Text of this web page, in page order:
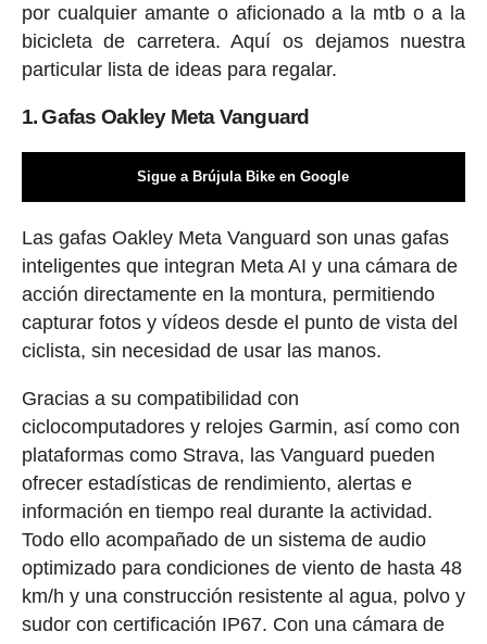
por cualquier amante o aficionado a la mtb o a la
bicicleta de carretera. Aquí os dejamos nuestra
particular lista de ideas para regalar.
1. Gafas Oakley Meta Vanguard
Sigue a Brújula Bike en Google
Las gafas Oakley Meta Vanguard son unas gafas
inteligentes que integran Meta AI y una cámara de
acción directamente en la montura, permitiendo
capturar fotos y vídeos desde el punto de vista del
ciclista, sin necesidad de usar las manos.
Gracias a su compatibilidad con
ciclocomputadores y relojes Garmin, así como con
plataformas como Strava, las Vanguard pueden
ofrecer estadísticas de rendimiento, alertas e
información en tiempo real durante la actividad.
Todo ello acompañado de un sistema de audio
optimizado para condiciones de viento de hasta 48
km/h y una construcción resistente al agua, polvo y
sudor con certificación IP67. Con una cámara de